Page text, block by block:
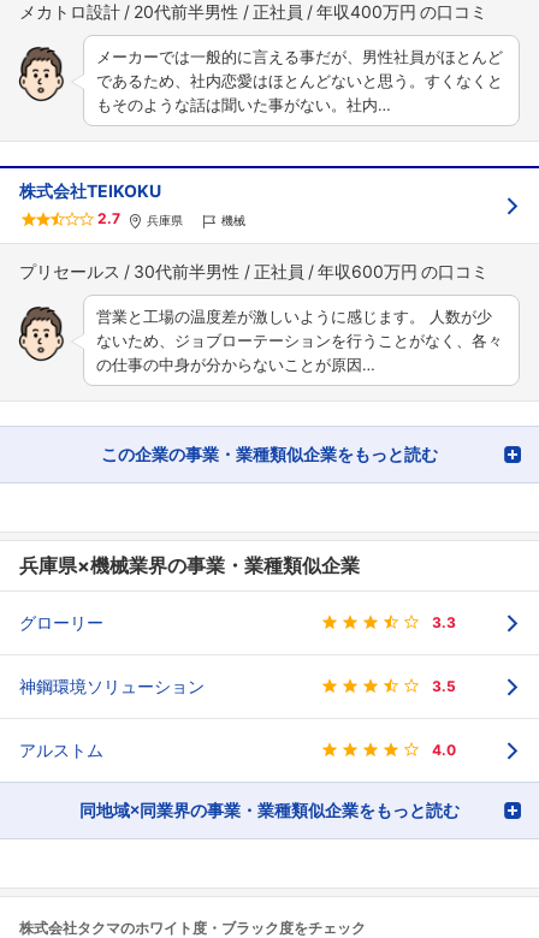
メカトロ設計 20代前半男性 正社員 年収400万円
メーカーでは一般的に言える事だが、男性社員がほとんど
であるため、社内恋愛はほとんどないと思う。すくなくと
もそのような話は聞いた事がない。社内…
株式会社TEIKOKU
2.7 兵庫県 機械
プリセールス 30代前半男性 正社員 年収600万円
営業と工場の温度差が激しいように感じます。 人数が少
ないため、ジョブローテーションを行うことがなく、各々
の仕事の中身が分からないことが原因…
この企業の事業・業種類似企業をもっと読む
兵庫県×機械業界の事業・業種類似企業
グローリー 3.3
神鋼環境ソリューション 3.5
アルストム 4.0
同地域×同業界の事業・業種類似企業をもっと読む
株式会社タクマのホワイト度・ブラック度をチェック